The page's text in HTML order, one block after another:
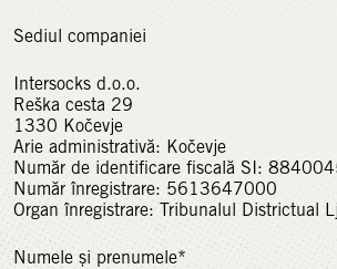
Sediul companiei
Intersocks d.o.o.
Reška cesta 29
1330 Kočevje
Arie administrativă: Kočevje
Număr de identificare fiscală SI:
Număr înregistrare: 5613647000
Organ înregistrare: Tribunalul Districtual
Numele și prenumele*